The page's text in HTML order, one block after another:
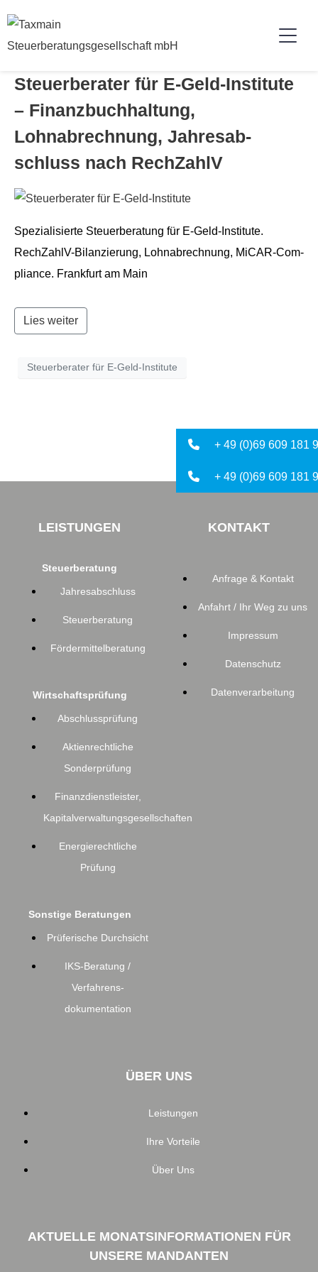
Steuer­ber­ater für E‑Geld-Insti­tute
– Finanzbuch­hal­tung,
Lohnabrech­nung, Jahresab­
schluss nach RechZahlV
Spezial­isierte Steuer­ber­atung für E‑Geld-Insti­tute.
RechZahlV-Bilanzierung, Lohnabrech­nung, MiCAR-Com­
pli­ance. Frank­furt am Main
Lies weiter
Steuerberater für E-Geld-Institute
LEISTUNGEN
Steuerberatung
Jahresabschluss
Steuerberatung
Fördermittelberatung
Wirtschaftsprüfung
Abschlussprüfung
Aktienrechtliche
Sonderprüfung
Finanzdienstleister,
Kapitalverwaltungsgesellschaften
Energierechtliche
Prüfung
Sonstige Beratungen
Prüferische Durchsicht
IKS-Beratung /
Verfahrens-
dokumentation
KONTAKT
Anfrage & Kontakt
Anfahrt / Ihr Weg zu uns
Impressum
Datenschutz
Datenverarbeitung
ÜBER UNS
Leistungen
Ihre Vorteile
Über Uns
AKTUELLE MONATSINFORMATIONEN FÜR
UNSERE MANDANTEN
+ 49 (0)69 609 181
+ 49 (0)69 609 181